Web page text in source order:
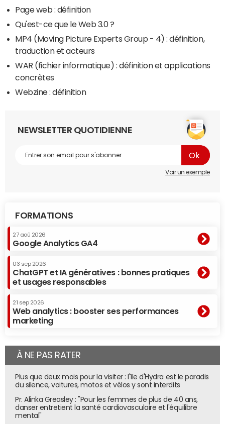
Page web : définition
Qu'est-ce que le Web 3.0 ?
MP4 (Moving Picture Experts Group - 4) : définition,
traduction et acteurs
WAR (fichier informatique) : définition et applications
concrètes
Webzine : définition
NEWSLETTER QUOTIDIENNE
Voir un exemple
FORMATIONS
27 aoû 2026
Google Analytics GA4
03 sep 2026
ChatGPT et IA génératives : bonnes pratiques
et usages responsables
21 sep 2026
Web analytics : booster ses performances
marketing
À NE PAS RATER
Plus que deux mois pour la visiter : l'île d'Hydra est le paradis
du silence, voitures, motos et vélos y sont interdits
Pr. Alinka Greasley : "Pour les femmes de plus de 40 ans,
danser entretient la santé cardiovasculaire et l'équilibre
mental"